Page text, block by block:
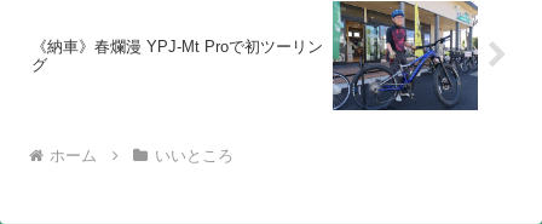
《納車》春爛漫 YPJ-Mt Proで初ツーリン
グ
ホーム いいところ